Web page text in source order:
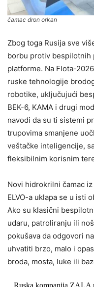
čamac dron orkan
Zbog toga Rusija sve
borbu protiv bespilotnih
platforme. Na Flota-
ruske tehnologije
robotike, uključujući
BEK-6, KAMA i drugi
navodi da su ti sistemi
trupovima smanjene
veštačke inteligencije,
fleksibilnim korisnim
Novi hidrokrilni čamac
ELVO-a uklapa se u isti
Ako su klasični
udaru, patroliranju ili
pokušava da odgovori
uhvatiti brzo, malo i
broda, mosta, luke ili